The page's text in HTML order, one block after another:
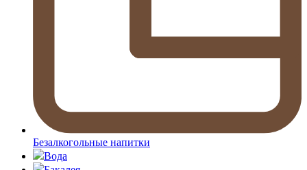
Безалкогольные напитки
Вода